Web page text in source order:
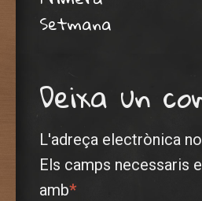
Setmana
Deixa un
L'adreça electrònica
Els camps necessaris
amb*